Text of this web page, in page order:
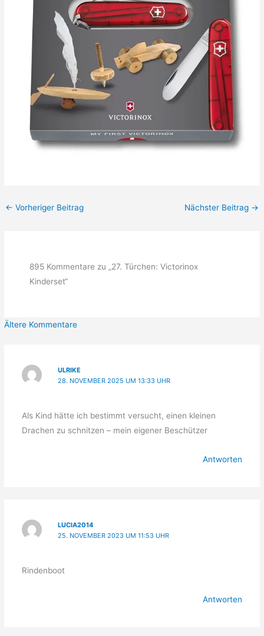
← Vorheriger Beitrag Nächster Beitrag →
895 Kommentare zu „27. Türchen: Victorinox
Kinderset“
Neuere
Ältere Kommentare
ULRIKE
28. NOVEMBER 2025 UM 13:33 UHR
Als Kind hätte ich bestimmt versucht, einen kleinen
Drachen zu schnitzen – mein eigener Beschützer
Antworten
LUCIA2014
25. NOVEMBER 2023 UM 11:53 UHR
Rindenboot
Antworten